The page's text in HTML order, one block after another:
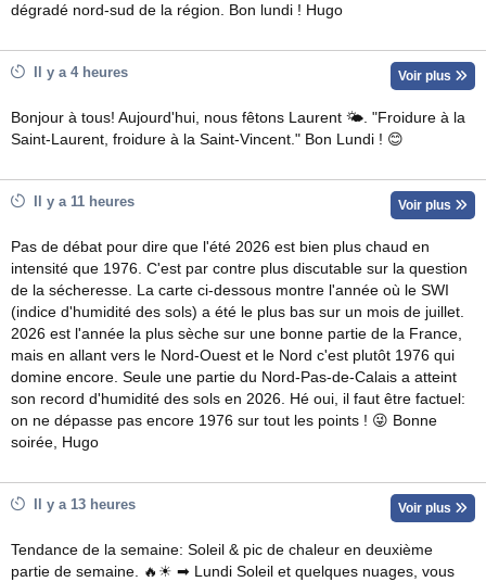
dégradé nord-sud de la région. Bon lundi ! Hugo
Il y a 4 heures Voir plus
Bonjour à tous! Aujourd'hui, nous fêtons Laurent 🌤. "Froidure à la
Saint-Laurent, froidure à la Saint-Vincent." Bon Lundi ! 😊
Il y a 11 heures Voir plus
Pas de débat pour dire que l'été 2026 est bien plus chaud en
intensité que 1976. C'est par contre plus discutable sur la question
de la sécheresse. La carte ci-dessous montre l'année où le SWI
(indice d'humidité des sols) a été le plus bas sur un mois de juillet.
2026 est l'année la plus sèche sur une bonne partie de la France,
mais en allant vers le Nord-Ouest et le Nord c'est plutôt 1976 qui
domine encore. Seule une partie du Nord-Pas-de-Calais a atteint
son record d'humidité des sols en 2026. Hé oui, il faut être factuel:
on ne dépasse pas encore 1976 sur tout les points ! 😜 Bonne
soirée, Hugo
Il y a 13 heures Voir plus
Tendance de la semaine: Soleil & pic de chaleur en deuxième
partie de semaine. 🔥☀ ➡ Lundi Soleil et quelques nuages, vous